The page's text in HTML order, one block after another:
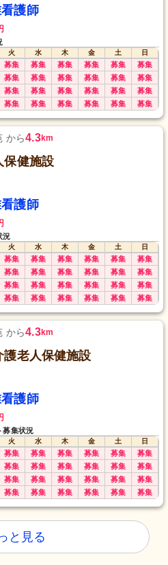
護師
火 水 木 金 土
日
募集 募集 募集 募集 募集 募集
募集 募集 募集 募集 募集 募集
募集 募集 募集 募集 募集 募集
募集 募集 募集 募集 募集 募集
から4.3km
保健施設
護師
況
火 水 木 金 土
日
募集 募集 募集 募集 募集 募集
募集 募集 募集 募集 募集 募集
募集 募集 募集 募集 募集 募集
募集 募集 募集 募集 募集 募集
から4.3km
護老人保健施設
護師
募集状況
火 水 木 金 土
日
募集 募集 募集 募集 募集 募集
募集 募集 募集 募集 募集 募集
募集 募集 募集 募集 募集 募集
募集 募集 募集 募集 募集 募集
と見る